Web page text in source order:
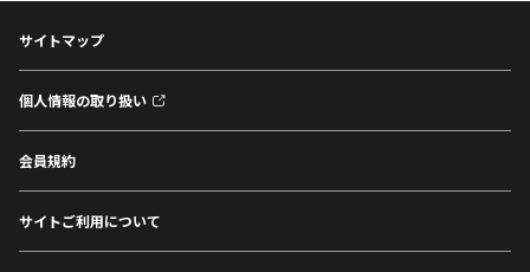
サイトマップ
個人情報の取り扱い
会員規約
サイトご利用について